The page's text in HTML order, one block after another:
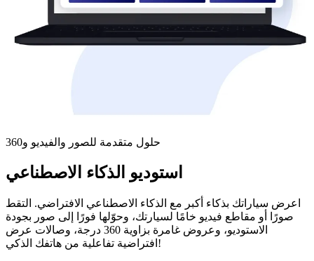
حلول متقدمة للصور والفيديو و360
استوديو الذكاء الاصطناعي
اعرض سياراتك بذكاء أكبر مع الذكاء الاصطناعي الافتراضي. التقط
صورًا أو مقاطع فيديو خامًا لسيارتك، وحوّلها فورًا إلى صور بجودة
الاستوديو، وعروض غامرة بزاوية 360 درجة، وصالات عرض
افتراضية تفاعلية من هاتفك الذكي!